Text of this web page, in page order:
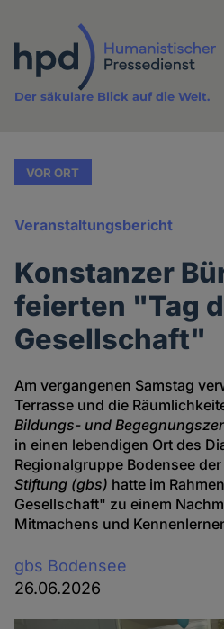
Inhalt
Der säkulare Blick auf die Welt.
VOR ORT
Veranstaltungsbericht
Konstanzer
feierten "Tag
Gesellschaft"
Am vergangenen Samstag
Terrasse und die
Bildungs- und
in einen lebendigen Ort des
Regionalgruppe Bodensee der
Stiftung (gbs) hatte im
Gesellschaft" zu einem
Mitmachens und
gbs Bodensee
26.06.2026